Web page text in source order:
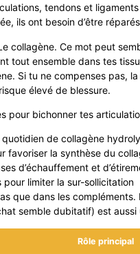
tendons et
ils ont besoin d’être
collagène. Ce mot peut
tout ensemble dans tes
Si tu ne compenses pas,
élevé de blessure.
pour bichonner tes
de collagène
favoriser la synthèse du
d’échauffement et
pour limiter la sur-sollicitation
que dans les
semble dubitatif) est
Rôle principal